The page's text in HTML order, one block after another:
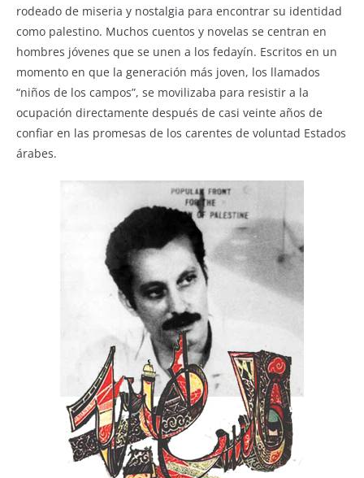
rodeado de miseria y nostalgia para encontrar su identidad
como palestino. Muchos cuentos y novelas se centran en
hombres jóvenes que se unen a los fedayín. Escritos en un
momento en que la generación más joven, los llamados
“niños de los campos”, se movilizaba para resistir a la
ocupación directamente después de casi veinte años de
confiar en las promesas de los carentes de voluntad Estados
árabes.